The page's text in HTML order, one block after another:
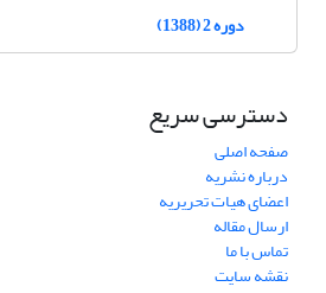
دوره 2 (1388)
دسترسی سریع
صفحه اصلی
درباره نشریه
اعضای هیات تحریریه
ارسال مقاله
تماس با ما
نقشه سایت